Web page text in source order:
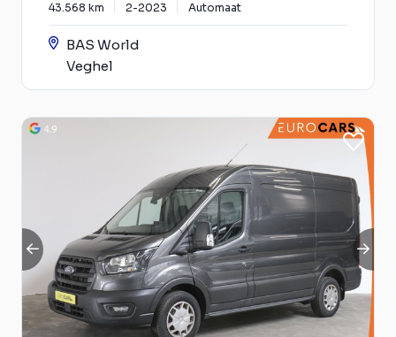
43.568 km 2-2023 Automaat
BAS World
Veghel